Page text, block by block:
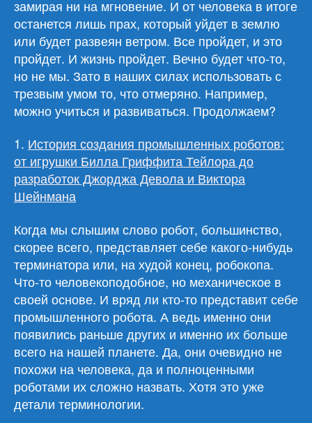
замирая ни на мгновение. И от человека в итоге
останется лишь прах, который уйдет в землю
или будет развеян ветром. Все пройдет, и это
пройдет. И жизнь пройдет. Вечно будет что-то,
но не мы. Зато в наших силах использовать с
трезвым умом то, что отмеряно. Например,
можно учиться и развиваться. Продолжаем?
1. История создания промышленных роботов:
от игрушки Билла Гриффита Тейлора до
разработок Джорджа Девола и Виктора
Шейнмана
Когда мы слышим слово робот, большинство,
скорее всего, представляет себе какого-нибудь
терминатора или, на худой конец, робокопа.
Что-то человекоподобное, но механическое в
своей основе. И вряд ли кто-то представит себе
промышленного робота. А ведь именно они
появились раньше других и именно их больше
всего на нашей планете. Да, они очевидно не
похожи на человека, да и полноценными
роботами их сложно назвать. Хотя это уже
детали терминологии.